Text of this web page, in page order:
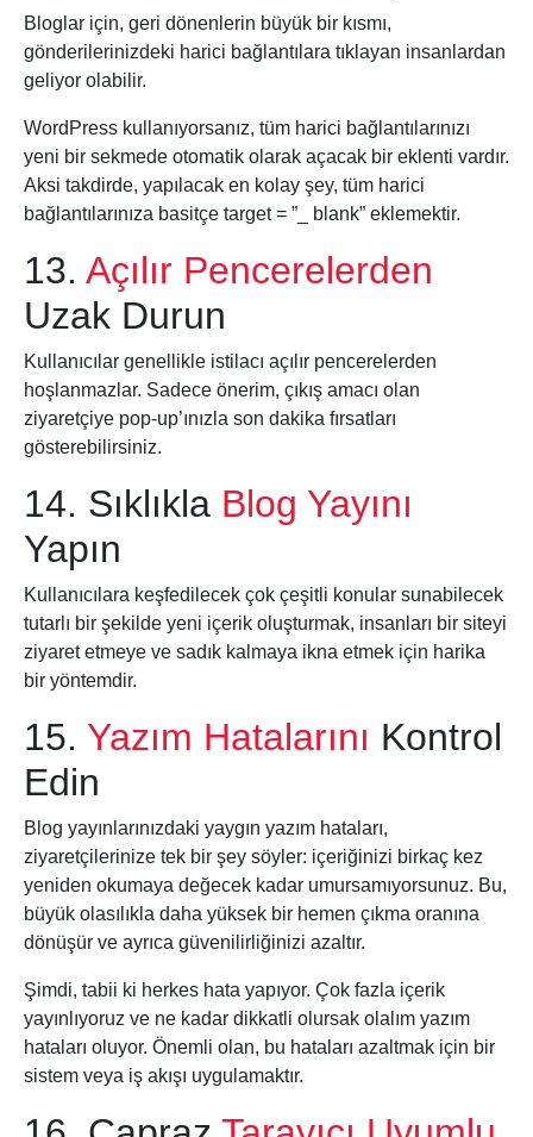
Bloglar için, geri dönenlerin büyük bir kısmı,
gönderilerinizdeki harici bağlantılara tıklayan insanlardan
geliyor olabilir.
WordPress kullanıyorsanız, tüm harici bağlantılarınızı
yeni bir sekmede otomatik olarak açacak bir eklenti vardır.
Aksi takdirde, yapılacak en kolay şey, tüm harici
bağlantılarınıza basitçe target = ”_ blank” eklemektir.
13. Açılır Pencerelerden
Uzak Durun
Kullanıcılar genellikle istilacı açılır pencerelerden
hoşlanmazlar. Sadece önerim, çıkış amacı olan
ziyaretçiye pop-up’ınızla son dakika fırsatları
gösterebilirsiniz.
14. Sıklıkla Blog Yayını
Yapın
Kullanıcılara keşfedilecek çok çeşitli konular sunabilecek
tutarlı bir şekilde yeni içerik oluşturmak, insanları bir siteyi
ziyaret etmeye ve sadık kalmaya ikna etmek için harika
bir yöntemdir.
15. Yazım Hatalarını Kontrol
Edin
Blog yayınlarınızdaki yaygın yazım hataları,
ziyaretçilerinize tek bir şey söyler: içeriğinizi birkaç kez
yeniden okumaya değecek kadar umursamıyorsunuz. Bu,
büyük olasılıkla daha yüksek bir hemen çıkma oranına
dönüşür ve ayrıca güvenilirliğinizi azaltır.
Şimdi, tabii ki herkes hata yapıyor. Çok fazla içerik
yayınlıyoruz ve ne kadar dikkatli olursak olalım yazım
hataları oluyor. Önemli olan, bu hataları azaltmak için bir
sistem veya iş akışı uygulamaktır.